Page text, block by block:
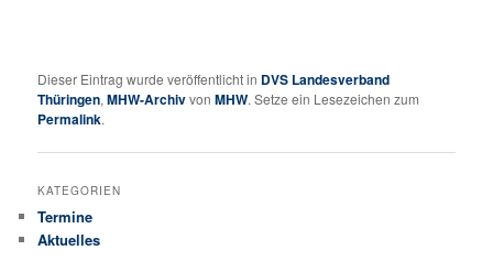
Dieser Eintrag wurde veröffentlicht in DVS Landesverband
Thüringen,MHW-ArchivvonMHW. Setze ein Lesezeichen zum
Permalink.
KATEGORIEN
Termine
Aktuelles